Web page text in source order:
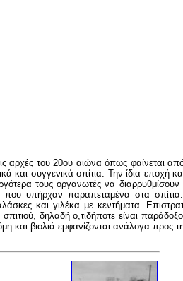
του 20ου αιώνα όπως φαίνεται
και συγγενικά σπίτια. Την ίδια
τους οργανωτές να
που υπήρχαν παραπεταμένα στα
και γιλέκα με κεντήματα.
δηλαδή ο,τιδήποτε είναι
και βιολιά εμφανίζονται ανάλογα